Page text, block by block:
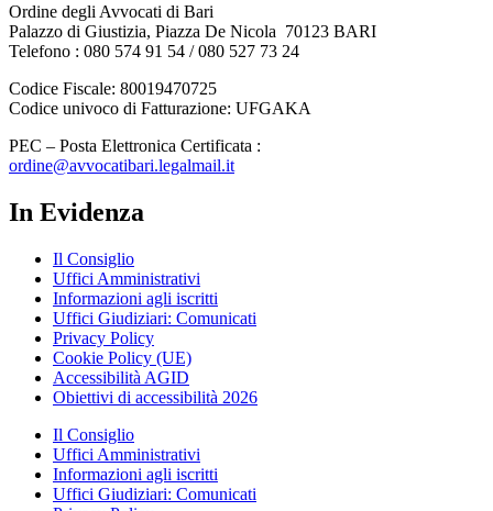
Ordine degli Avvocati di Bari
Palazzo di Giustizia, Piazza De Nicola 70123 BARI
Telefono : 080 574 91 54 / 080 527 73 24
Codice Fiscale: 80019470725
Codice univoco di Fatturazione: UFGAKA
PEC – Posta Elettronica Certificata :
ordine@avvocatibari.legalmail.it
In Evidenza
Il Consiglio
Uffici Amministrativi
Informazioni agli iscritti
Uffici Giudiziari: Comunicati
Privacy Policy
Cookie Policy (UE)
Accessibilità AGID
Obiettivi di accessibilità 2026
Il Consiglio
Uffici Amministrativi
Informazioni agli iscritti
Uffici Giudiziari: Comunicati